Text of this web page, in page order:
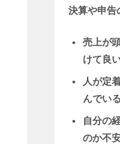
決算や申告
売上が
けて良
人が定
んでいる
自分の
のか不